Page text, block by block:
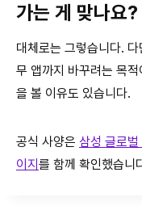
가는 게 맞나요?
대체로는 그렇습니다.
무 앱까지 바꾸려는 목
을 볼 이유도 있습니다.
공식 사양은 삼성 글로벌
이지를 함께 확인했습니